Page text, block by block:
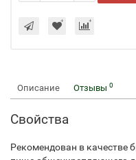
Описание Отзывы 0
Свойства
Рекомендован в качестве